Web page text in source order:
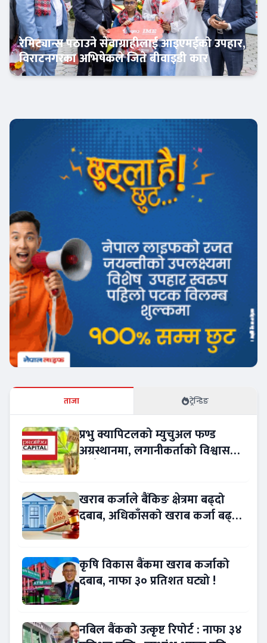
रेमिट्यान्स पठाउने सेवाग्राहीलाई आइएमईको उपहार,
विराटनगरका अभिषेकले जिते बीवाइडी कार
ताजा ट्रेन्डिङ
प्रभु क्यापिटलको म्युचुअल फण्ड
अग्रस्थानमा, लगानीकर्ताको विश्वास
खराब कर्जाले बैंकिङ क्षेत्रमा बढ्दो
दबाब, अधिकाँसको खराब कर्जा बढ्दो
कृषि विकास बैंकमा खराब कर्जाको
दबाब, नाफा ३० प्रतिशत घट्यो !
नबिल बैंकको उत्कृष्ट रिपोर्ट : नाफा ३४